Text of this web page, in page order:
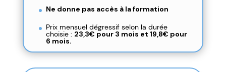
Ne donne pas accès à la formation
Prix mensuel dégressif selon la durée
choisie : 23,3€ pour 3 mois et 19,8€ pour
6 mois.